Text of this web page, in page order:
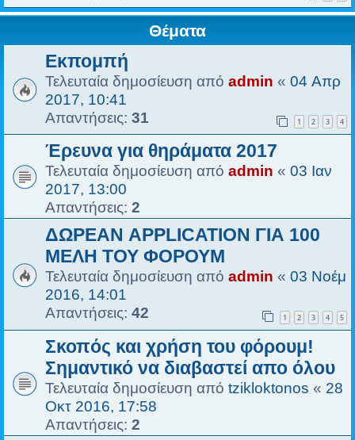
Θέματα
Εκπομπή
Τελευταία δημοσίευση από admin « 04 Απρ
2017, 10:41
Απαντήσεις: 31 1 2 3 4
Έρευνα για θηράματα 2017
Τελευταία δημοσίευση από admin « 03 Ιαν
2017, 13:00
Απαντήσεις: 2
ΔΩΡΕΑΝ APPLICATION ΓΙΑ 100
ΜΕΛΗ ΤΟΥ ΦΟΡΟΥΜ
Τελευταία δημοσίευση από admin « 03 Νοέμ
2016, 14:01
Απαντήσεις: 42 1 2 3 4 5
Σκοπός και χρήση του φόρουμ!
Σημαντικό να διαβαστεί απο όλου
Τελευταία δημοσίευση από tzikloktonos « 28
Οκτ 2016, 17:58
Απαντήσεις: 2